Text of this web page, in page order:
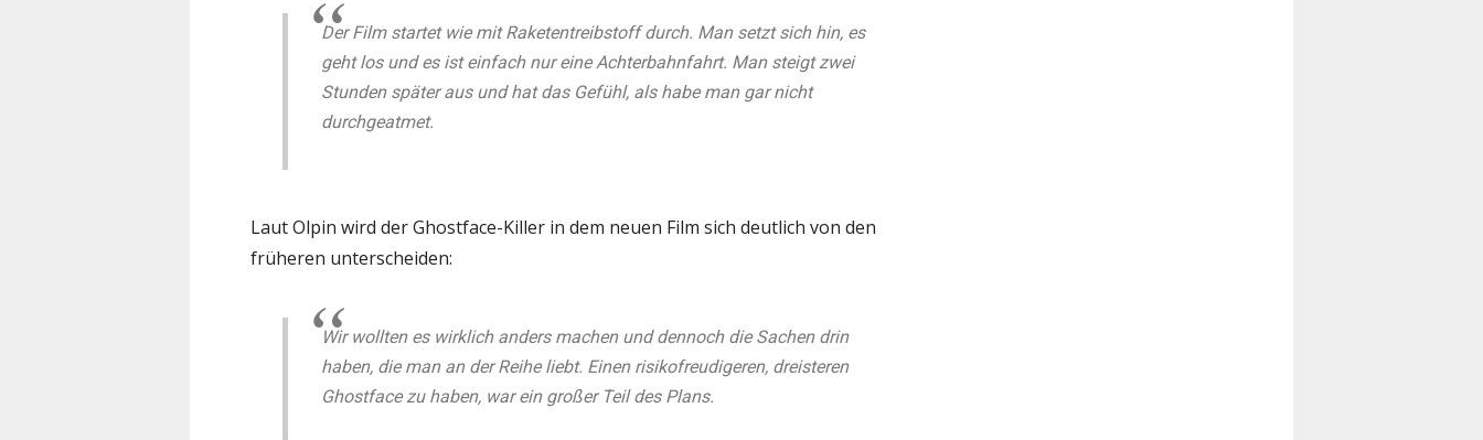
Der Film startet wie mit Raketentreibstoff durch. Man setzt sich hin, es
geht los und es ist einfach nur eine Achterbahnfahrt. Man steigt zwei
Stunden später aus und hat das Gefühl, als habe man gar nicht
durchgeatmet.
Laut Olpin wird der Ghostface-Killer in dem neuen Film sich deutlich von den
früheren unterscheiden:
Wir wollten es wirklich anders machen und dennoch die Sachen drin
haben, die man an der Reihe liebt. Einen risikofreudigeren, dreisteren
Ghostface zu haben, war ein großer Teil des Plans.